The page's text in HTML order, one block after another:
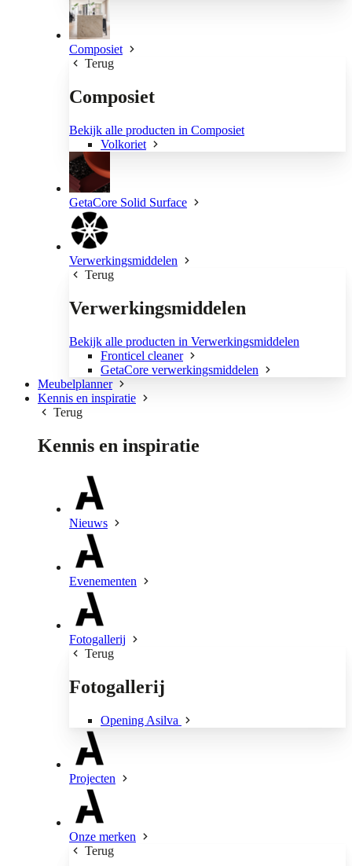
Composiet
Terug
Composiet
Bekijk alle producten in Composiet
Volkoriet
GetaCore Solid Surface
Verwerkingsmiddelen
Terug
Verwerkingsmiddelen
Bekijk alle producten in Verwerkingsmiddelen
Fronticel cleaner
GetaCore verwerkingsmiddelen
Meubelplanner
Kennis en inspiratie
Terug
Kennis en inspiratie
Nieuws
Evenementen
Fotogallerij
Terug
Fotogallerij
Opening Asilva
Projecten
Onze merken
Terug